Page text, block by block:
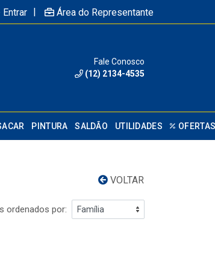
| Área do Representante
Fale Conosco
(12) 2134-4535
PINTURA SALDÃO UTILIDADES
VOLTAR
ordenados por: